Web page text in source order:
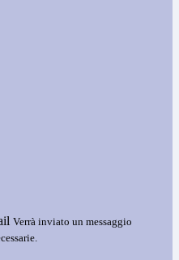
Verrà inviato un messaggio